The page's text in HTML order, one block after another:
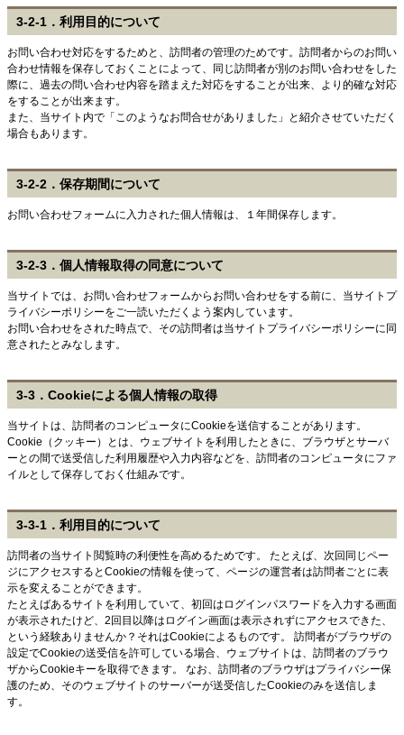
3-2-1．利用目的について
お問い合わせ対応をするためと、訪問者の管理のためです。訪問者からのお問い
合わせ情報を保存しておくことによって、同じ訪問者が別のお問い合わせをした
際に、過去の問い合わせ内容を踏まえた対応をすることが出来、より的確な対応
をすることが出来ます。
また、当サイト内で「このようなお問合せがありました」と紹介させていただく
場合もあります。
3-2-2．保存期間について
お問い合わせフォームに入力された個人情報は、１年間保存します。
3-2-3．個人情報取得の同意について
当サイトでは、お問い合わせフォームからお問い合わせをする前に、当サイトプ
ライバシーポリシーをご一読いただくよう案内しています。
お問い合わせをされた時点で、その訪問者は当サイトプライバシーポリシーに同
意されたとみなします。
3-3．Cookieによる個人情報の取得
当サイトは、訪問者のコンピュータにCookieを送信することがあります。
Cookie（クッキー）とは、ウェブサイトを利用したときに、ブラウザとサーバ
ーとの間で送受信した利用履歴や入力内容などを、訪問者のコンピュータにファ
イルとして保存しておく仕組みです。
3-3-1．利用目的について
訪問者の当サイト閲覧時の利便性を高めるためです。 たとえば、次回同じペー
ジにアクセスするとCookieの情報を使って、ページの運営者は訪問者ごとに表
示を変えることができます。
たとえばあるサイトを利用していて、初回はログインパスワードを入力する画面
が表示されたけど、2回目以降はログイン画面は表示されずにアクセスできた、
という経験ありませんか？それはCookieによるものです。 訪問者がブラウザの
設定でCookieの送受信を許可している場合、ウェブサイトは、訪問者のブラウ
ザからCookieキーを取得できます。 なお、訪問者のブラウザはプライバシー保
護のため、そのウェブサイトのサーバーが送受信したCookieのみを送信しま
す。